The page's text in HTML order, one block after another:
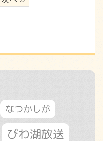
なつかしが
びわ湖放送